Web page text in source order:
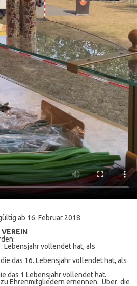
ab 16. Februar 2018
Lebensjahr vollendet hat, als
das 16. Lebensjahr vollendet hat, als
das 1 Lebensjahr vollendet hat.
Ehrenmitgliedern ernennen. Über die